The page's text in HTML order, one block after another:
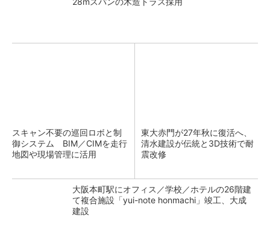
スキャン不要の巡回ロボと制
御システム BIM／CIMを走行
地図や現場管理に活用
東大赤門が27年秋に復活へ、
清水建設が伝統と3D技術で耐
震改修
大阪本町駅にオフィス／学校／ホテルの26階建
て複合施設「yui-note honmachi」竣工、大成
建設